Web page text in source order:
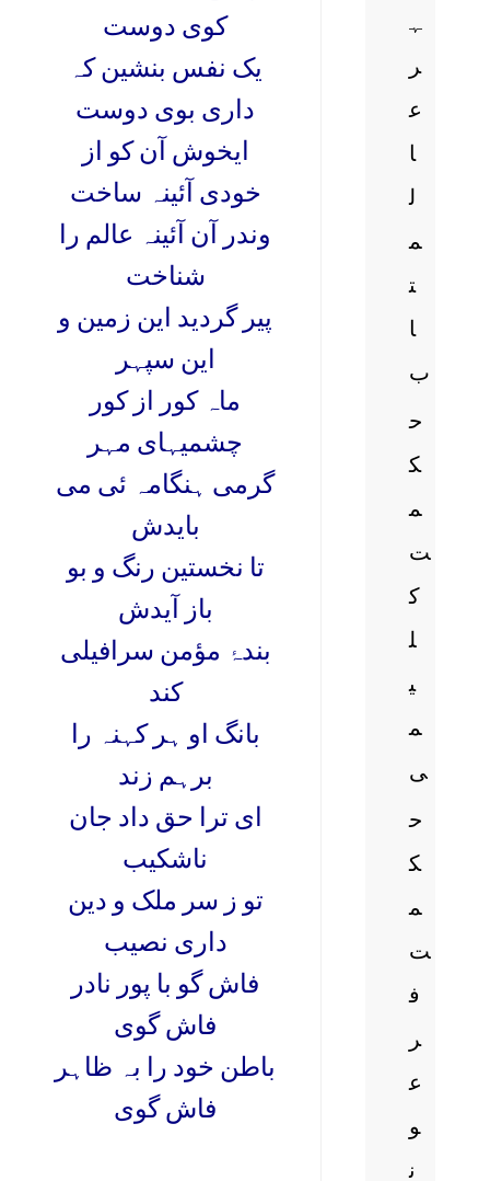
کوی دوست
یک نفس بنشین کہ
داری بوی دوست
ایخوش آن کو از
خودی آئینہ ساخت
وندر آن آئینہ عالم را
شناخت
پیر گردید این زمین و
این سپہر
ماہ کور از کور
چشمیہای مہر
گرمی ہنگامہ ئی می
بایدش
تا نخستین رنگ و بو
باز آیدش
بندہ مؤمن سرافیلی
کند
بانگ او ہر کہنہ را
برہم زند
ای ترا حق داد جان
ناشکیب
تو ز سر ملک و دین
داری نصیب
فاش گو با پور نادر
فاش گوی
باطن خود را بہ ظاہر
فاش گوی
ہ
ر
ع
ا
ل
م
ت
ا
ب
ح
ک
م
ت
ک
ل
ی
م
ی
ح
ک
م
ت
ف
ر
ع
و
ن